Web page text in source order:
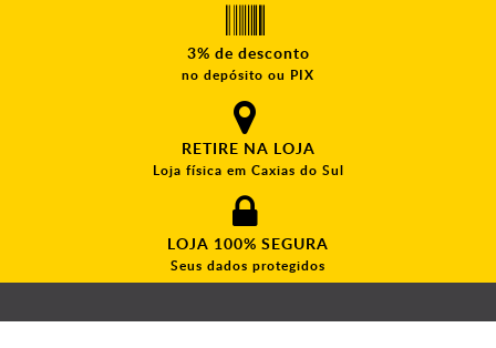
3% de desconto
no depósito ou PIX
RETIRE NA LOJA
Loja física em Caxias do Sul
LOJA 100% SEGURA
Seus dados protegidos